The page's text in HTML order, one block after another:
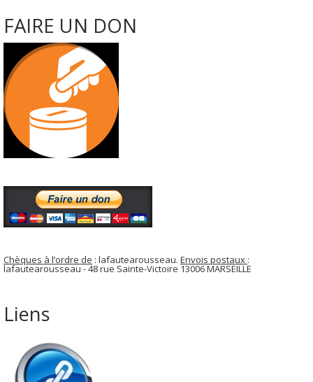
FAIRE UN DON
Chèques à l’ordre de : lafautearousseau. Envois postaux :
lafautearousseau - 48 rue Sainte-Victoire 13006 MARSEILLE
Liens